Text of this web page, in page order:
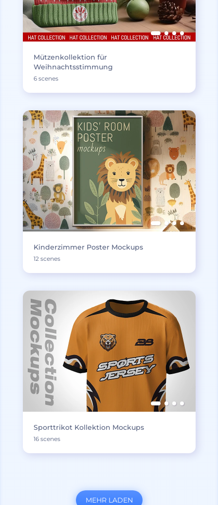
Mützenkollektion für
Weihnachtsstimmung
6 scenes
Kinderzimmer Poster Mockups
12 scenes
Sporttrikot Kollektion Mockups
16 scenes
MEHR LADEN